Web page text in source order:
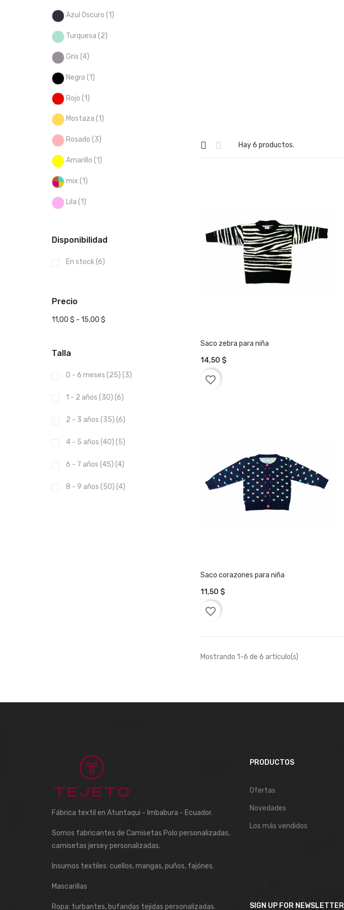
Azul Oscuro (1)
Turquesa (2)
Gris (4)
Negro (1)
Rojo (1)
Mostaza (1)
Rosado (3)
Amarillo (1)
mix (1)
Lila (1)
Disponibilidad
En stock(6)
Precio
11,00 $ - 15,00 $
Talla
0 - 6 meses (25) (3)
1 - 2 años (30) (6)
2 - 3 años (35) (6)
4 - 5 años (40) (5)
6 - 7 años (45) (4)
8 - 9 años (50) (4)
Hay 6 productos.
Saco zebra para niña
14,50 $
AÑADIR A LA CESTA
favorite_border
Saco corazones para niña
11,50 $
AÑADIR A LA CESTA
favorite_border
Mostrando 1-6 de 6 artículo(s)
Fábrica textil en Atuntaqui - Imbabura - Ecuador.
Somos fabricantes de Camisetas Polo personalizadas,
camisetas jersey personalizadas.
Insumos textiles: cuellos, mangas, puños, fajónes.
Mascarillas
Ropa: turbantes, bufandas tejidas personalizadas.
PRODUCTOS
Ofertas
Novedades
Los más vendidos
SIGN UP FOR NEWSLETTER